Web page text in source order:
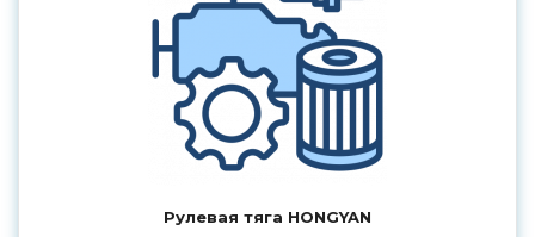
Рулевая тяга HONGYAN